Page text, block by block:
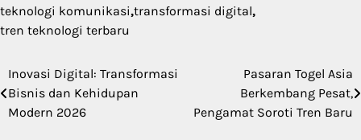
teknologi komunikasi,transformasi digital,
tren teknologi terbaru
Post
navigation
Inovasi Digital: Transformasi
Bisnis dan Kehidupan
Modern 2026
Pasaran Togel Asia
Berkembang Pesat,
Pengamat Soroti Tren Baru